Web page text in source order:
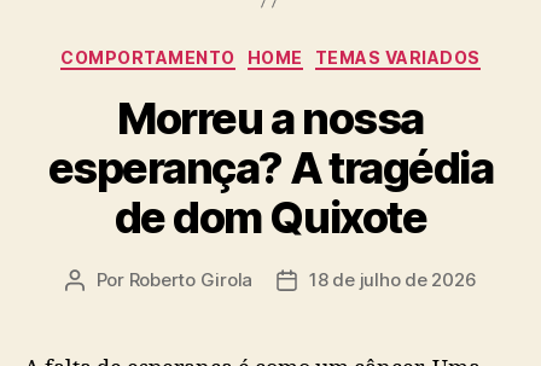
Categorias
COMPORTAMENTO HOME TEMAS VARIADOS
Morreu a nossa
esperança? A tragédia
de dom Quixote
Autor
Por Roberto Girola
Data18 de julho de 2026